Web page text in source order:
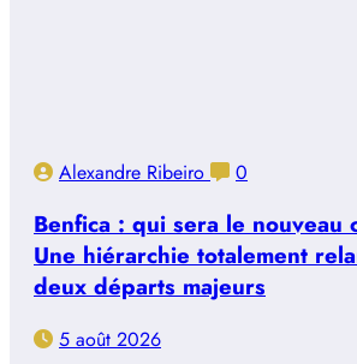
Alexandre Ribeiro 0
Benfica : qui sera le nouveau
Une hiérarchie totalement
deux départs majeurs
5 août 2026